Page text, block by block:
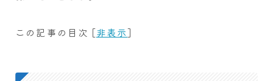
この記事の目次 [非表示]